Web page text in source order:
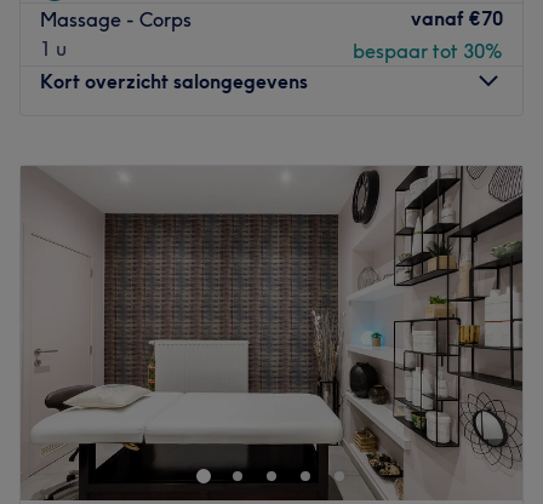
Massage - Corps
1 u
vanaf €70
bespaar tot 30%
Kort overzicht salongegevens
10:00–18:00
Woensdag
10:00–18:00
Donderdag
10:00–18:00
Vrijdag
10:00–18:00
Zaterdag
10:00– 18:00
Zondag
Gesloten
Bienvenue chez
Sakura Care Decorte notre deuxième
centre, situé aussi a Etterbeek. Oubliez vos soucis du
quotidien et prenez le temps de reposer votre corps et
votre esprit grâce à des prestations sur mesure, adaptées
à vos besoins.